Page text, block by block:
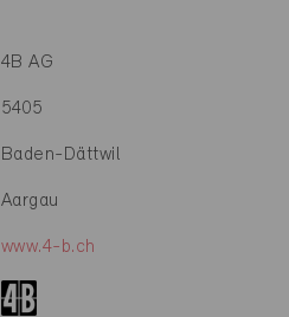
4B AG
5405
Baden-Dättwil
Aargau
www.4-b.ch